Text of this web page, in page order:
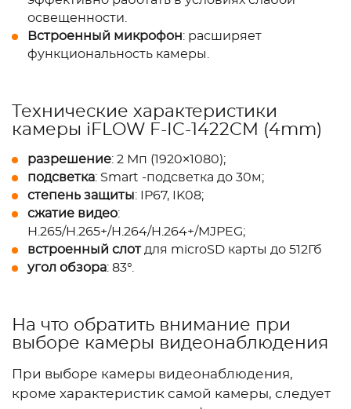
освещенности.
Встроенный микрофон: расширяет
функциональность камеры.
Технические характеристики
камеры iFLOW F-IC-1422CM (4mm)
разрешение: 2 Мп (1920×1080);
подсветка: Smart -подсветка до 30м;
степень защиты: IP67, IK08;
сжатие видео:
H.265/H.265+/H.264/H.264+/MJPEG;
встроенный слотдля microSD карты до 512Гб
угол обзора: 83°.
На что обратить внимание при
выборе камеры видеонаблюдения
При выборе камеры видеонаблюдения,
кроме характеристик самой камеры, следует